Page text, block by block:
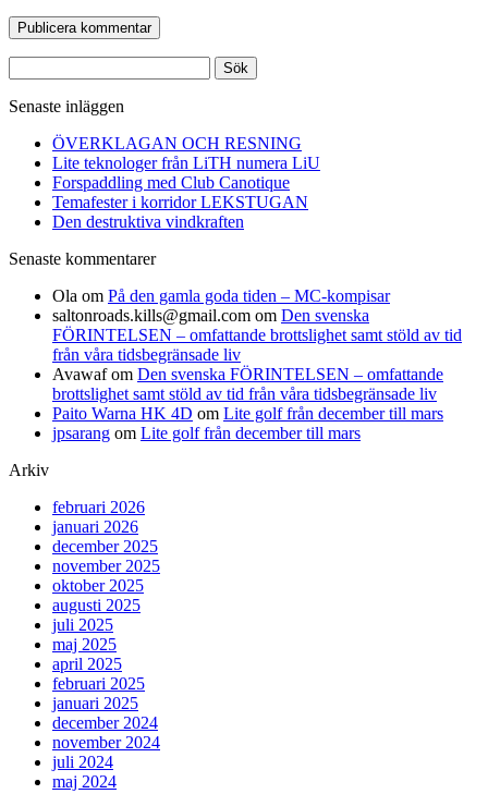
efter:
Senaste inläggen
ÖVERKLAGAN OCH RESNING
Lite teknologer från LiTH numera LiU
Forspaddling med Club Canotique
Temafester i korridor LEKSTUGAN
Den destruktiva vindkraften
Senaste kommentarer
Ola om På den gamla goda tiden – MC-kompisar
saltonroads.kills@gmail.com om Den svenska
FÖRINTELSEN – omfattande brottslighet samt stöld av tid
från våra tidsbegränsade liv
Avawafom Den svenska FÖRINTELSEN – omfattande
brottslighet samt stöld av tid från våra tidsbegränsade liv
Paito Warna HK 4D om Lite golf från december till mars
jpsarang om Lite golf från december till mars
Arkiv
februari 2026
januari 2026
december 2025
november 2025
oktober 2025
augusti 2025
juli 2025
maj 2025
april 2025
februari 2025
januari 2025
december 2024
november 2024
juli 2024
maj 2024